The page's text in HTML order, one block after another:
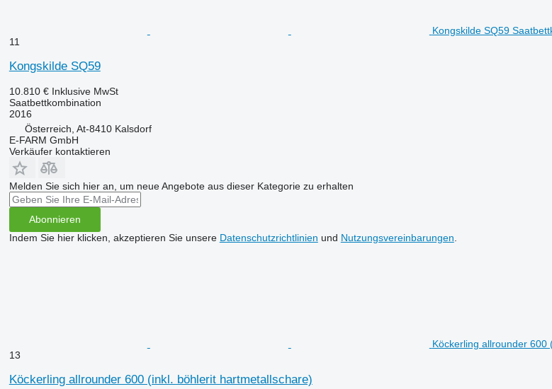
Kongskilde SQ59
11
Kongskilde SQ59
10.810 € Inklusive MwSt
Saatbettkombination
2016
Österreich, At-8410 Kalsdorf
E-FARM GmbH
Verkäufer kontaktieren
Melden Sie sich hier an, um neue Angebote aus dieser Kategorie zu erhalten
Abonnieren
Indem Sie hier klicken, akzeptieren Sie unsere Datenschutzrichtlinien und Nutzungsvereinbarungen
Köckerling allrounder 600
13
Köckerling allrounder 600 (inkl. böhlerit hartmetallschare)